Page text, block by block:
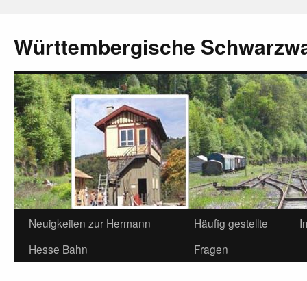
Württembergische
Neuigkeiten zur Hermann
Hesse Bahn
Häufig gestellte
Fragen